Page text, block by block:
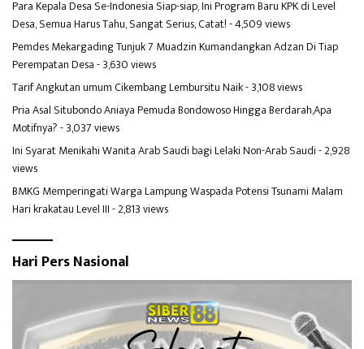
Para Kepala Desa Se-Indonesia Siap-siap, Ini Program Baru KPK di Level
Desa, Semua Harus Tahu, Sangat Serius, Catat!- 4,509 views
Pemdes Mekargading Tunjuk 7 Muadzin Kumandangkan Adzan Di Tiap
Perempatan Desa- 3,630 views
Tarif Angkutan umum Cikembang Lembursitu Naik- 3,108 views
Pria Asal Situbondo Aniaya Pemuda Bondowoso Hingga Berdarah,Apa
Motifnya?- 3,037 views
Ini Syarat Menikahi Wanita Arab Saudi bagi Lelaki Non-Arab Saudi- 2,928
views
BMKG Memperingati Warga Lampung Waspada Potensi Tsunami Malam
Hari krakatau Level III- 2,813 views
Hari Pers Nasional